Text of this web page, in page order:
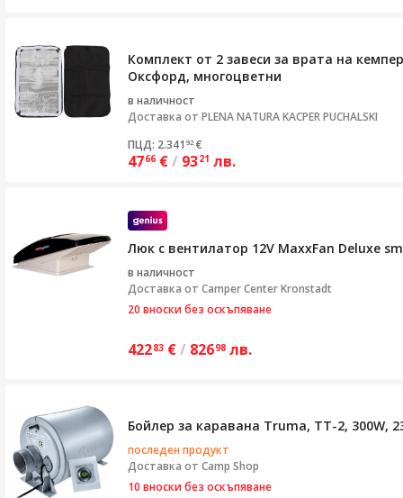
Комплект от 2 завеси за врата на
Оксфорд, многоцветни
в наличност
Доставка от PLENA NATURA KACPER PUCHALSKI
ПЦД: 2.341 92 €
4766 €/ 9321 лв.
Люк с вентилатор 12V MaxxFan Deluxe
в наличност
Доставка от Camper Center Kronstadt
20 вноски без оскъпяване
42283 €/ 82698 лв.
Бойлер за каравана Truma, TT-2, 300W,
последен продукт
Доставка от Camp Shop
10 вноски без оскъпяване